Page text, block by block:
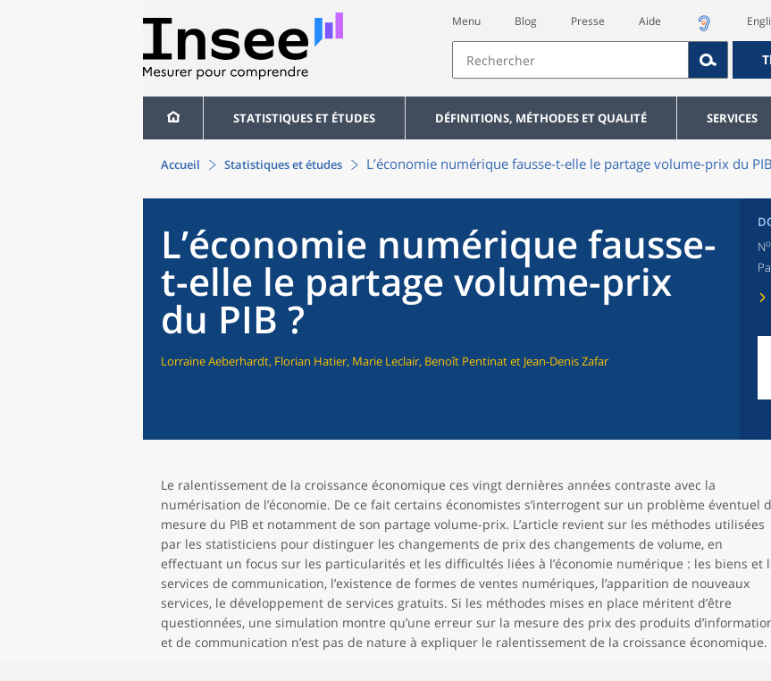
Menu Blog Presse Aide
STATISTIQUES ET ÉTUDES DÉFINITIONS, MÉTHODES ET QUALITÉ SERVICES
Accueil Statistiques et études L’économie numérique fausse-t-elle le partage volume-prix du
L’économie numérique fausse-
t-elle le partage volume-prix
du PIB ?
Lorraine Aeberhardt, Florian Hatier, Marie Leclair, Benoît Pentinat et Jean-Denis Zafar
No
Le ralentissement de la croissance économique ces vingt dernières années contraste avec la
numérisation de l’économie. De ce fait certains économistes s’interrogent sur un problème éventuel
mesure du PIB et notamment de son partage volume-prix. L’article revient sur les méthodes utilisées
par les statisticiens pour distinguer les changements de prix des changements de volume, en
effectuant un focus sur les particularités et les difficultés liées à l’économie numérique : les biens et
services de communication, l’existence de formes de ventes numériques, l’apparition de nouveaux
services, le développement de services gratuits. Si les méthodes mises en place méritent d’être
questionnées, une simulation montre qu’une erreur sur la mesure des prix des produits
et de communication n’est pas de nature à expliquer le ralentissement de la croissance économique.